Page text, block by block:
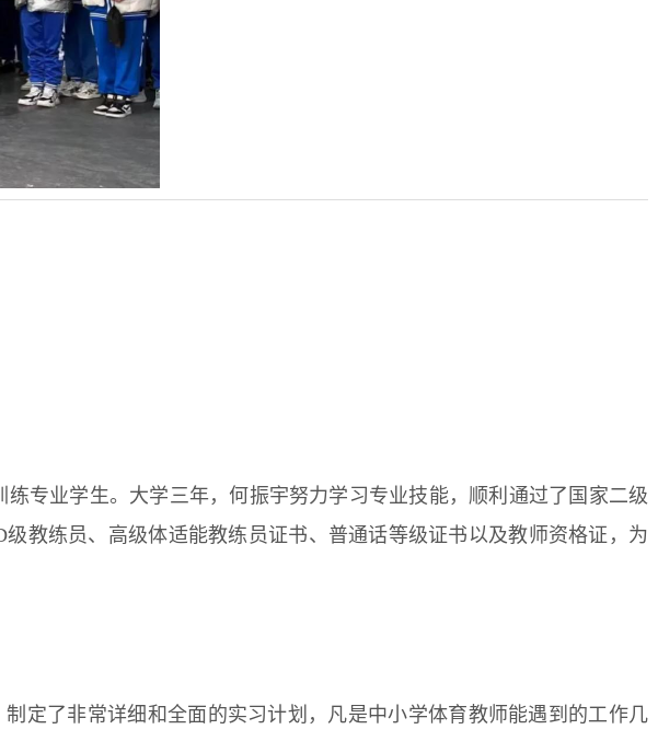
专业学生。大学三年，何振宇努力学习专业技能，顺利通过了国家二级
教练员、高级体适能教练员证书、普通话等级证书以及教师资格证，为
定了非常详细和全面的实习计划，凡是中小学体育教师能遇到的工作几